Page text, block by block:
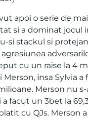
apoi o serie de
si a dominat jocul
si stackul si
cu un raise la 4
Merson, insa Sylvia a
Merson nu s-
facut un 3bet la
cu QJs. Merson